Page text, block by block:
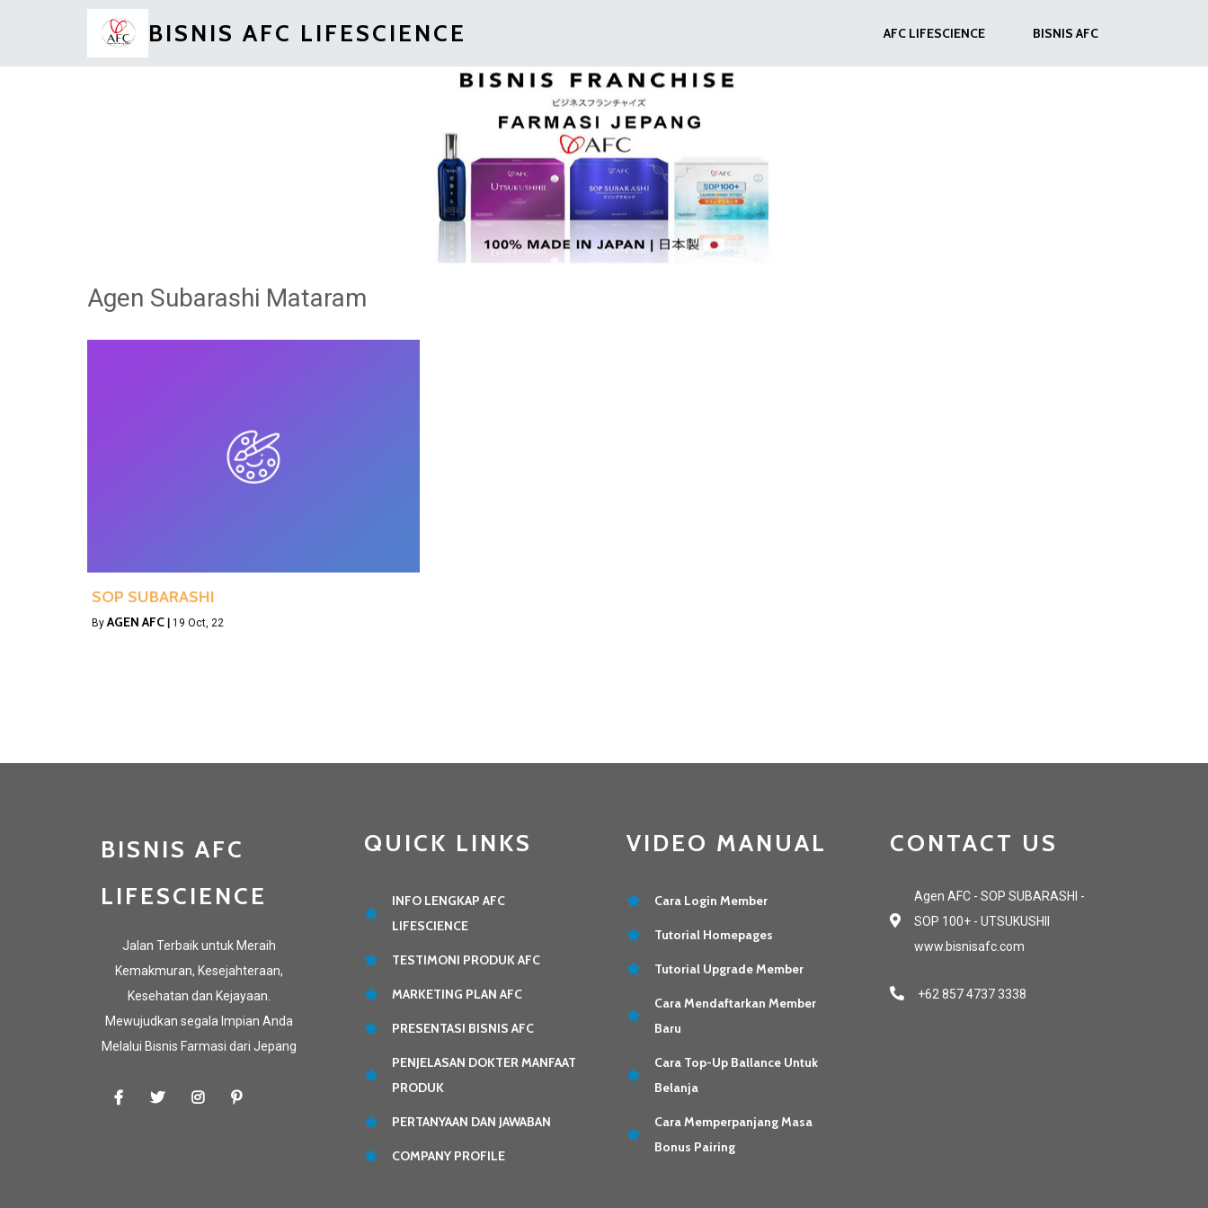
BISNIS AFC LIFESCIENCE AFC LIFESCIENCE BISNIS AFC
Agen Subarashi Mataram
SOP SUBARASHI
ByAGEN AFC 19 Oct, 22
BISNIS AFC
LIFESCIENCE
Jalan Terbaik untuk Meraih
Kemakmuran, Kesejahteraan,
Kesehatan dan Kejayaan.
Mewujudkan segala Impian Anda
Melalui Bisnis Farmasi dari Jepang
QUICK LINKS
INFO LENGKAP AFC
LIFESCIENCE
TESTIMONI PRODUK AFC
MARKETING PLAN AFC
PRESENTASI BISNIS AFC
PENJELASAN DOKTER MANFAAT
PRODUK
PERTANYAAN DAN JAWABAN
COMPANY PROFILE
VIDEO MANUAL
Cara Login Member
Tutorial Homepages
Tutorial Upgrade Member
Cara Mendaftarkan Member
Baru
Cara Top-Up Ballance Untuk
Belanja
Cara Memperpanjang Masa
Bonus Pairing
CONTACT US
Agen AFC - SOP SUBARASHI -
SOP 100+ - UTSUKUSHII
www.bisnisafc.com
+62 857 4737 3338